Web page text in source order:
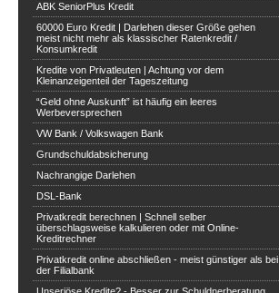
ABK SeniorPlus Kredit
60000 Euro Kredit | Darlehen dieser Größe gehen
meist nicht mehr als klassischer Ratenkredit /
Konsumkredit
Kredite von Privatleuten | Achtung vor dem
Kleinanzeigenteil der Tageszeitung
“Geld ohne Auskunft” ist häufig ein leeres
Werbeversprechen
VW Bank / Volkswagen Bank
Grundschuldabsicherung
Nachrangige Darlehen
DSL-Bank
Privatkredit berechnen | Schnell selber
überschlagsweise kalkulieren oder mit Online-
Kreditrechner
Privatkredit online abschließen - meist günstiger als bei
der Filialbank